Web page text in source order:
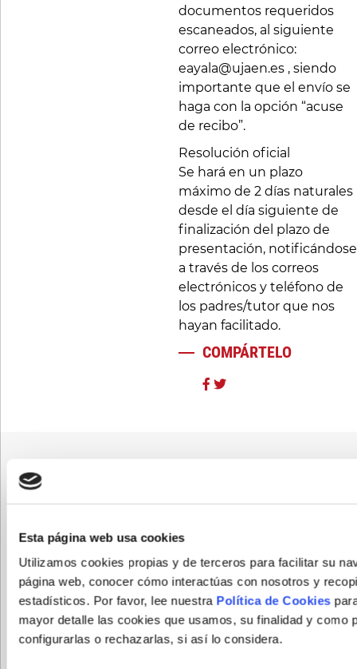
Esta página web usa cookies
Utilizamos cookies propias y de terceros para facilitar su
página web, conocer cómo interactúas con nosotros y
estadísticos. Por favor, lee nuestra Política de Cookies
mayor detalle las cookies que usamos, su finalidad y como
configurarlas o rechazarlas, si así lo considera.
documentos requeridos
escaneados, al siguiente
correo electrónico:
eayala@ujaen.es , siendo
importante que el envío se
haga con la opción “acuse
de recibo”.
Resolución oficial
Se hará en un plazo
máximo de 2 días naturales
desde el día siguiente de
finalización del plazo de
presentación, notificándose
a través de los correos
electrónicos y teléfono de
los padres/tutor que nos
hayan facilitado.
COMPÁRTELO
Si necesitas ayuda ¡Te
llamamos!